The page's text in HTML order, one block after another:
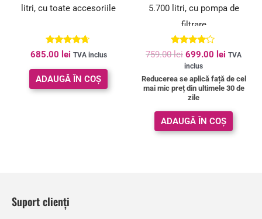
litri, cu toate accesoriile
Evaluat la
4.55
din 5
685.00 lei TVA inclus
ADAUGĂ ÎN COȘ
5.700 litri, cu pompa de
filtrare
Evaluat la
4.00
din 5
759.00lei 699.00 lei TVA
inclus
Reducerea se aplică față de cel
mai mic preț din ultimele 30 de
zile
ADAUGĂ ÎN COȘ
Suport clienți